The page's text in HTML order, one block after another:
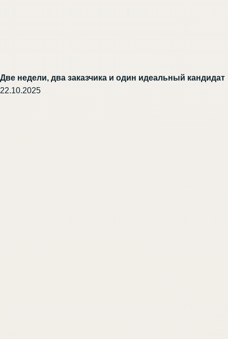
Две недели, два заказчика и один идеальный кандидат
22.10.2025